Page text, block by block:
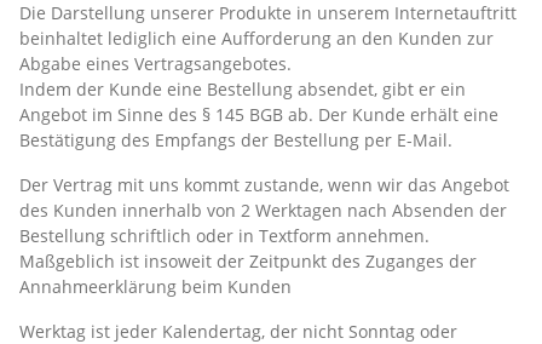
Die Darstellung unserer Produkte in unserem Internetauftritt
beinhaltet lediglich eine Aufforderung an den Kunden zur
Abgabe eines Vertragsangebotes.
Indem der Kunde eine Bestellung absendet, gibt er ein
Angebot im Sinne des § 145 BGB ab. Der Kunde erhält eine
Bestätigung des Empfangs der Bestellung per E-Mail.
Der Vertrag mit uns kommt zustande, wenn wir das Angebot
des Kunden innerhalb von 2 Werktagen nach Absenden der
Bestellung schriftlich oder in Textform annehmen.
Maßgeblich ist insoweit der Zeitpunkt des Zuganges der
Annahmeerklärung beim Kunden
Werktag ist jeder Kalendertag, der nicht Sonntag oder